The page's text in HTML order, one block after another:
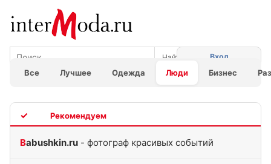
Все Лучшее Одежда Люди Бизнес
Вход
Babushkin.ru - фотограф красивых событий